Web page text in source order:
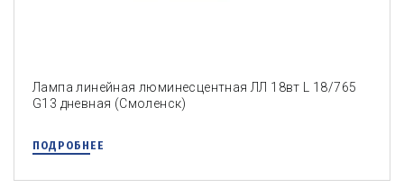
Лампа линейная люминесцентная ЛЛ 18вт L 18/765
G13 дневная (Смоленск)
ПОДРОБНЕЕ